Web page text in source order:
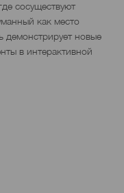
сосуществуют
как место
демонстрирует новые
в интерактивной